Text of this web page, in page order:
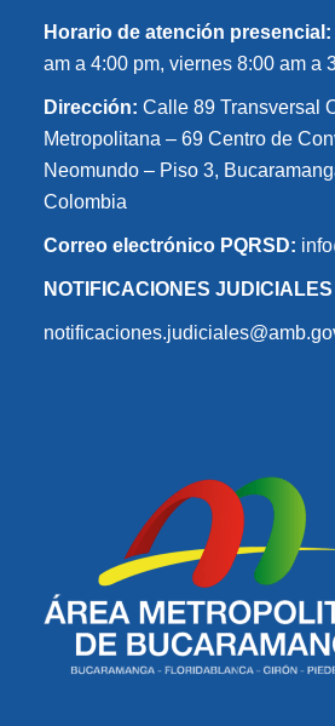
Horario de atención presencial:
am a 4:00 pm, viernes 8:00 am a
Dirección: Calle 89 Transversal
Metropolitana – 69 Centro de
Neomundo – Piso 3,
Colombia
Correo electrónico PQRSD:
NOTIFICACIONES JUDICIALES